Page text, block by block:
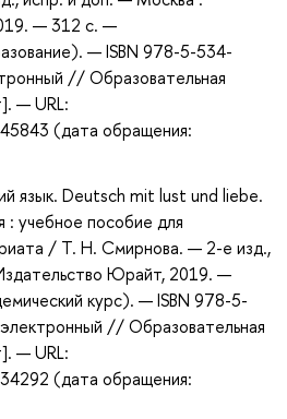
— 312 с. —
— ISBN 978-5-534-
// Образовательная
— URL:
(дата обращения:
язык. Deutsch mit lust und liebe.
: учебное пособие для
/ Т. Н. Смирнова. — 2-е изд.,
Юрайт, 2019. —
курс). — ISBN 978-5-
// Образовательная
— URL:
(дата обращения: